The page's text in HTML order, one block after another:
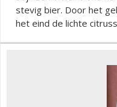
stevig bier. Door het
het eind de lichte